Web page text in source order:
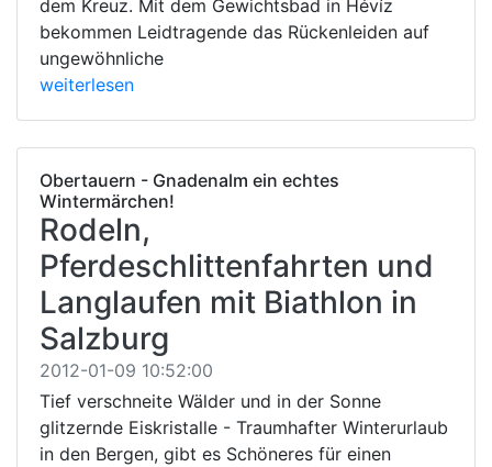
dem Kreuz. Mit dem Gewichtsbad in Hévíz
bekommen Leidtragende das Rückenleiden auf
ungewöhnliche
weiterlesen
Obertauern - Gnadenalm ein echtes
Wintermärchen!
Rodeln,
Pferdeschlittenfahrten und
Langlaufen mit Biathlon in
Salzburg
2012-01-09 10:52:00
Tief verschneite Wälder und in der Sonne
glitzernde Eiskristalle - Traumhafter Winterurlaub
in den Bergen, gibt es Schöneres für einen